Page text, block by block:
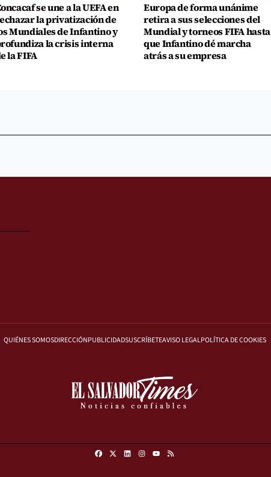
se une a la UEFA en
la privatización de
Mundiales de Infantino y
la crisis interna
la FIFA
Europa de forma unánime
retira a sus selecciones del
Mundial y torneos FIFA hasta
que Infantino dé marcha
atrás a su empresa
QUIÉNES SOMOSDIRECCIÓNPUBLICIDADSUSCRÍBETEAVISO LEGALPOLÍTICA DE COOKIES
FacebookLinkedinInstagram